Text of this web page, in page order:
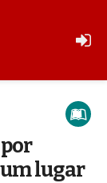
um lugar